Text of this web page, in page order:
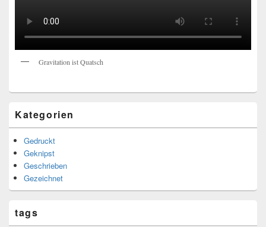
Gravitation ist Quatsch
Kategorien
Gedruckt
Geknipst
Geschrieben
Gezeichnet
tags